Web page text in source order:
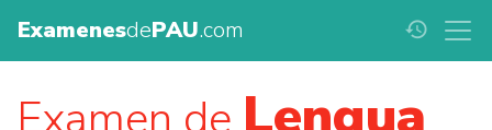
ExamenesdePAU.com history